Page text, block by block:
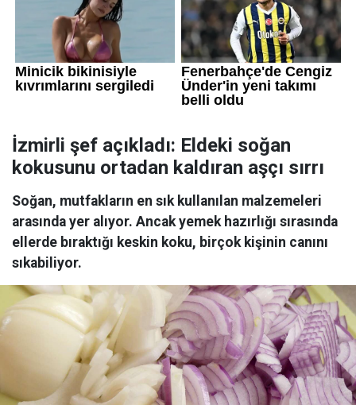
İzmirli şef açıkladı: Eldeki soğan
kokusunu ortadan kaldıran aşçı sırrı
Soğan, mutfakların en sık kullanılan malzemeleri
arasında yer alıyor. Ancak yemek hazırlığı sırasında
ellerde bıraktığı keskin koku, birçok kişinin canını
sıkabiliyor.